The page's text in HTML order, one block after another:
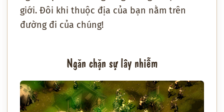
giới. Đôi khi thuộc địa của bạn nằm trên
đường đi của chúng!
Ngăn chặn sự lây nhiễm